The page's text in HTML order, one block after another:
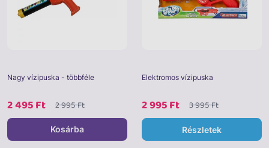
Nagy vízipuska - többféle
2 495 Ft 2 995 Ft
Kosárba
Elektromos vízipuska
2 995 Ft 3 995 Ft
Részletek